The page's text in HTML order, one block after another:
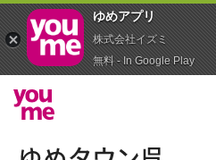
ゆめアプ‪リ‬
株式会社イズミ
無料 - In Google Play